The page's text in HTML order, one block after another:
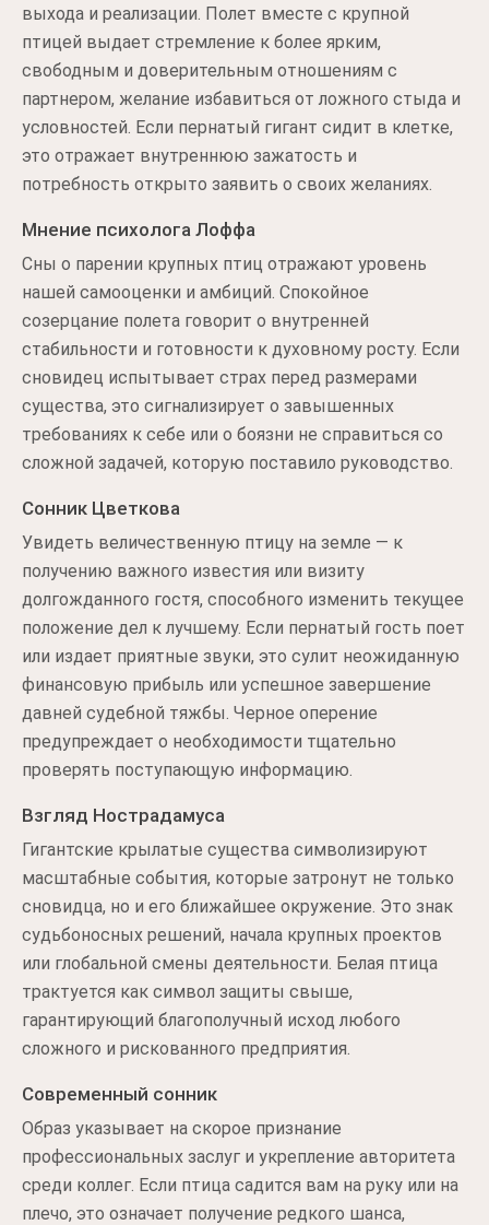
выхода и реализации. Полет вместе с крупной
птицей выдает стремление к более ярким,
свободным и доверительным отношениям с
партнером, желание избавиться от ложного стыда и
условностей. Если пернатый гигант сидит в клетке,
это отражает внутреннюю зажатость и
потребность открыто заявить о своих желаниях.
Мнение психолога Лоффа
Сны о парении крупных птиц отражают уровень
нашей самооценки и амбиций. Спокойное
созерцание полета говорит о внутренней
стабильности и готовности к духовному росту. Если
сновидец испытывает страх перед размерами
существа, это сигнализирует о завышенных
требованиях к себе или о боязни не справиться со
сложной задачей, которую поставило руководство.
Сонник Цветкова
Увидеть величественную птицу на земле — к
получению важного известия или визиту
долгожданного гостя, способного изменить текущее
положение дел к лучшему. Если пернатый гость поет
или издает приятные звуки, это сулит неожиданную
финансовую прибыль или успешное завершение
давней судебной тяжбы. Черное оперение
предупреждает о необходимости тщательно
проверять поступающую информацию.
Взгляд Нострадамуса
Гигантские крылатые существа символизируют
масштабные события, которые затронут не только
сновидца, но и его ближайшее окружение. Это знак
судьбоносных решений, начала крупных проектов
или глобальной смены деятельности. Белая птица
трактуется как символ защиты свыше,
гарантирующий благополучный исход любого
сложного и рискованного предприятия.
Современный сонник
Образ указывает на скорое признание
профессиональных заслуг и укрепление авторитета
среди коллег. Если птица садится вам на руку или на
плечо, это означает получение редкого шанса,